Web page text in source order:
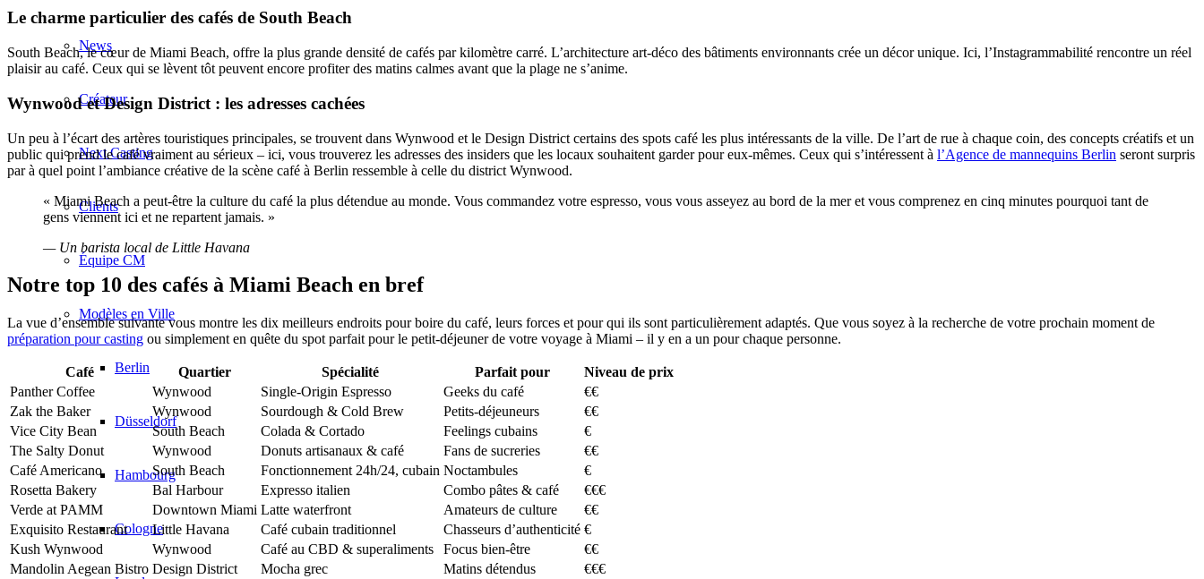
News
Créateur
Next Casting
Clients
Équipe CM
Modèles en Ville
Berlin
Düsseldorf
Hambourg
Cologne
Le charme particulier des cafés de South Beach
South Beach, le cœur de Miami Beach, offre la plus grande densité de cafés par kilomètre carré. L’architecture art-déco des bâtiments environnants crée un décor unique. Ici, l’Instagrammabilité rencontre un réel
plaisir au café. Ceux qui se lèvent tôt peuvent encore profiter des matins calmes avant que la plage ne s’anime.
Wynwood et Design District : les adresses cachées
Un peu à l’écart des artères touristiques principales, se trouvent dans Wynwood et le Design District certains des spots café les plus intéressants de la ville. De l’art de rue à chaque coin, des concepts créatifs et un
public qui prend le café vraiment au sérieux – ici, vous trouverez les adresses des insiders que les locaux souhaitent garder pour eux-mêmes. Ceux qui s’intéressent à l’Agence de mannequins Berlin seront surpris
par à quel point l’ambiance créative de la scène café à Berlin ressemble à celle du district Wynwood.
« Miami Beach a peut-être la culture du café la plus détendue au monde. Vous commandez votre espresso, vous vous asseyez au bord de la mer et vous comprenez en cinq minutes pourquoi tant de
gens viennent ici et ne repartent jamais. »
— Un barista local de Little Havana
Notre top 10 des cafés à Miami Beach en bref
La vue d’ensemble suivante vous montre les dix meilleurs endroits pour boire du café, leurs forces et pour qui ils sont particulièrement adaptés. Que vous soyez à la recherche de votre prochain moment de
préparation pour casting ou simplement en quête du spot parfait pour le petit-déjeuner de votre voyage à Miami – il y en a un pour chaque personne.
Café Quartier Spécialité Parfait pour
Niveau de prix
Panther Coffee
Wynwood Single-Origin Espresso Geeks du café
€€
Zak the Baker
Wynwood Sourdough & Cold Brew Petits-déjeuneurs
€€
Vice City Bean
South Beach Colada & Cortado Feelings cubains
€
The Salty Donut
Wynwood Donuts artisanaux & café Fans de sucreries
€€
Café Americano
South Beach Fonctionnement 24h/24, cubain Noctambules
€
Rosetta Bakery
Bal Harbour Expresso italien Combo pâtes & café
€€€
Verde at PAMM
Downtown Miami Latte waterfront Amateurs de culture
€€
Exquisito Restaurant
Little Havana Café cubain traditionnel Chasseurs d’authenticité €
Kush Wynwood
Wynwood Café au CBD & superaliments Focus bien-être
€€
Mandolin Aegean Bistro Design District Mocha grec Matins détendus
€€€